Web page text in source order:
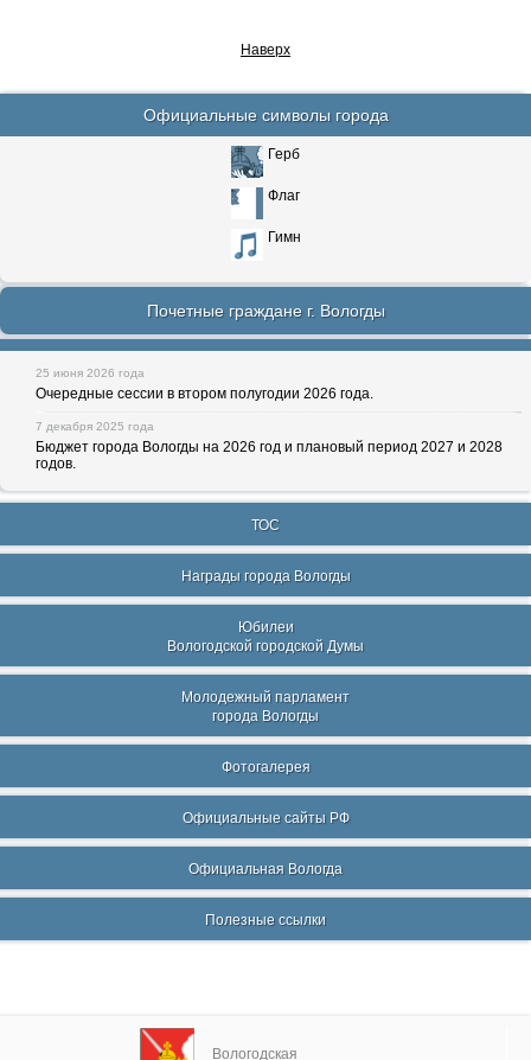
Наверх
Официальные символы города
Герб
Флаг
Гимн
Почетные граждане г. Вологды
25 июня 2026 года
Очередные сессии в втором полугодии 2026 года.
7 декабря 2025 года
Бюджет города Вологды на 2026 год и плановый период 2027 и 2028
годов.
ТОС
Награды города Вологды
Юбилеи
Вологодской городской Думы
Молодежный парламент
города Вологды
Фотогалерея
Официальные сайты РФ
Официальная Вологда
Полезные ссылки
Вологодская